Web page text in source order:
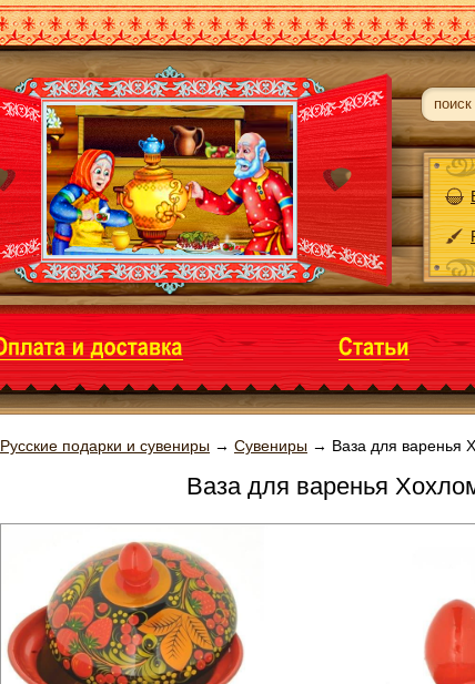
Русские подарки и сувениры → Сувениры → Ваза для варенья
Ваза для варенья